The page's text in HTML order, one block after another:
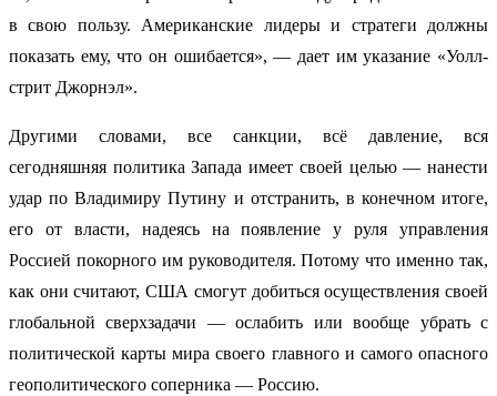
в свою пользу. Американские лидеры и стратеги должны
показать ему, что он ошибается», — дает им указание «Уолл-
стрит Джорнэл».
Другими словами, все санкции, всё давление, вся
сегодняшняя политика Запада имеет своей целью — нанести
удар по Владимиру Путину и отстранить, в конечном итоге,
его от власти, надеясь на появление у руля управления
Россией покорного им руководителя. Потому что именно так,
как они считают, США смогут добиться осуществления своей
глобальной сверхзадачи — ослабить или вообще убрать с
политической карты мира своего главного и самого опасного
геополитического соперника — Россию.